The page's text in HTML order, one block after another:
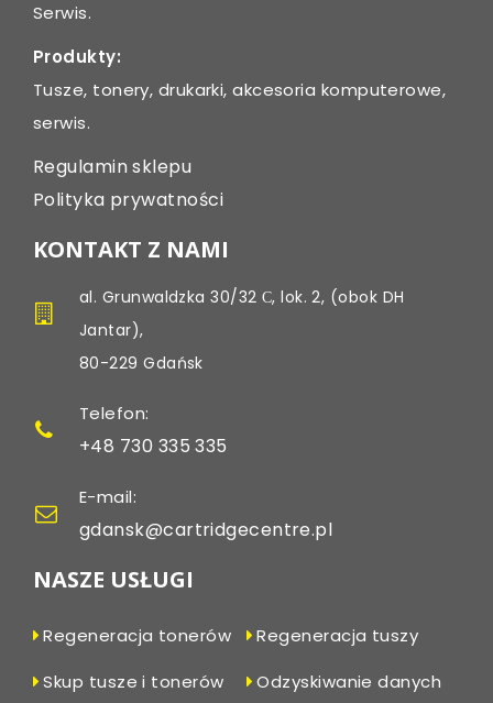
Serwis.
Produkty:
Tusze, tonery, drukarki, akcesoria komputerowe,
serwis.
Regulamin sklepu
Polityka prywatności
KONTAKT Z NAMI
al. Grunwaldzka 30/32 С, lok. 2, (obok DH
Jantar),
80-229 Gdańsk
Telefon:
+48 730 335 335
E-mail:
gdansk@cartridgecentre.pl
NASZE USŁUGI
Regeneracja tonerów
Regeneracja tuszy
Skup tusze i tonerów
Odzyskiwanie danych